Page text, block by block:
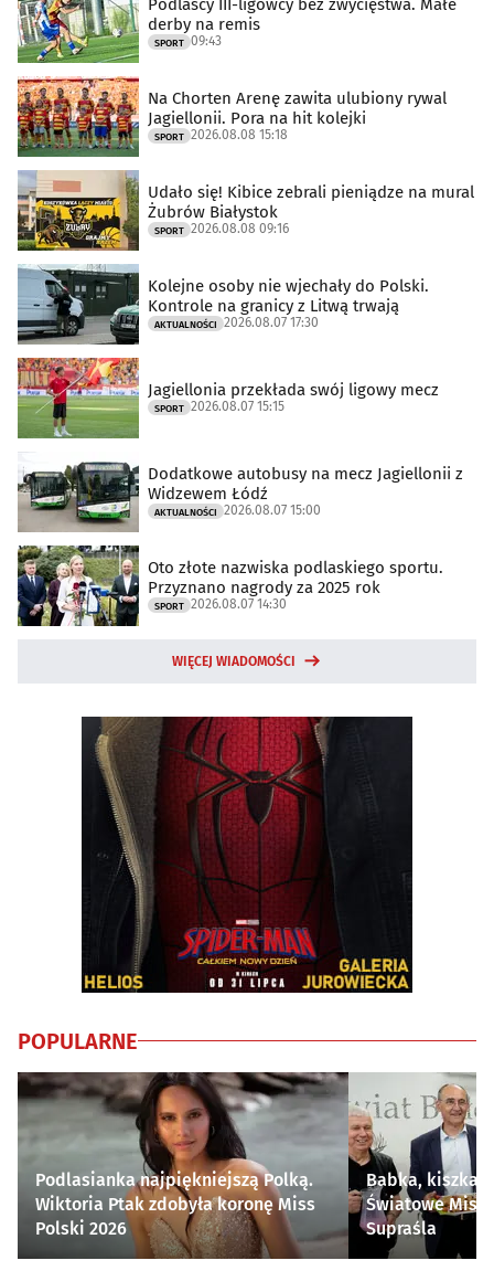
Podlascy III-ligowcy bez zwycięstwa. Małe
derby na remis
SPORT 09:43
Na Chorten Arenę zawita ulubiony rywal
Jagiellonii. Pora na hit kolejki
SPORT 2026.08.08 15:18
Udało się! Kibice zebrali pieniądze na mural
Żubrów Białystok
SPORT 2026.08.08 09:16
Kolejne osoby nie wjechały do Polski.
Kontrole na granicy z Litwą trwają
AKTUALNOŚCI 2026.08.07 17:30
Jagiellonia przekłada swój ligowy mecz
SPORT 2026.08.07 15:15
Dodatkowe autobusy na mecz Jagiellonii z
Widzewem Łódź
AKTUALNOŚCI 2026.08.07 15:00
Oto złote nazwiska podlaskiego sportu.
Przyznano nagrody za 2025 rok
SPORT 2026.08.07 14:30
WIĘCEJ WIADOMOŚCI
POPULARNE
Podlasianka najpiękniejszą Polką.
Wiktoria Ptak zdobyła koronę Miss
Polski 2026
Babka, kiszka i
Światowe
Supraśla